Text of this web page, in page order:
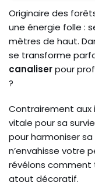
Originaire des
une énergie folle :
mètres de haut.
se transforme
canaliserpour
?
Contrairement aux
vitale pour sa
pour harmoniser
n’envahisse votre
révélons
atout décoratif.